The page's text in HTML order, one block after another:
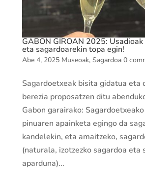
GABON GIROAN 2025:
eta sagardoarekin topa egin!
Abe 4, 2025 Museoak, Sagardoa 0
Sagardoetxeak bisita gidatua eta
berezia proposatzen ditu
Gabon garairako:
pinuaren apainketa egingo da
kandelekin, eta amaitzeko,
(naturala, izotzezko sagardoa eta
aparduna)...